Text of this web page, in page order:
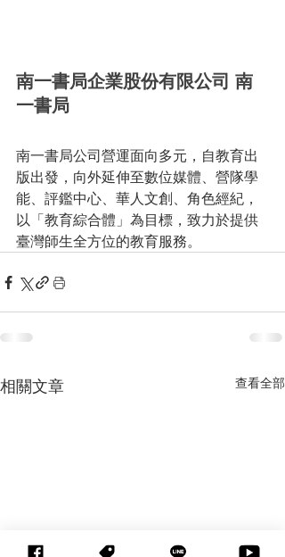
南一書局企業股份有限公司 南
一書局
南一書局公司營運面向多元，自教育出
版出發，向外延伸至數位媒體、營隊學
能、評鑑中心、華人文創、角色經紀，
以「教育綜合體」為目標，致力於提供
臺灣師生全方位的教育服務。
相關文章 查看全部